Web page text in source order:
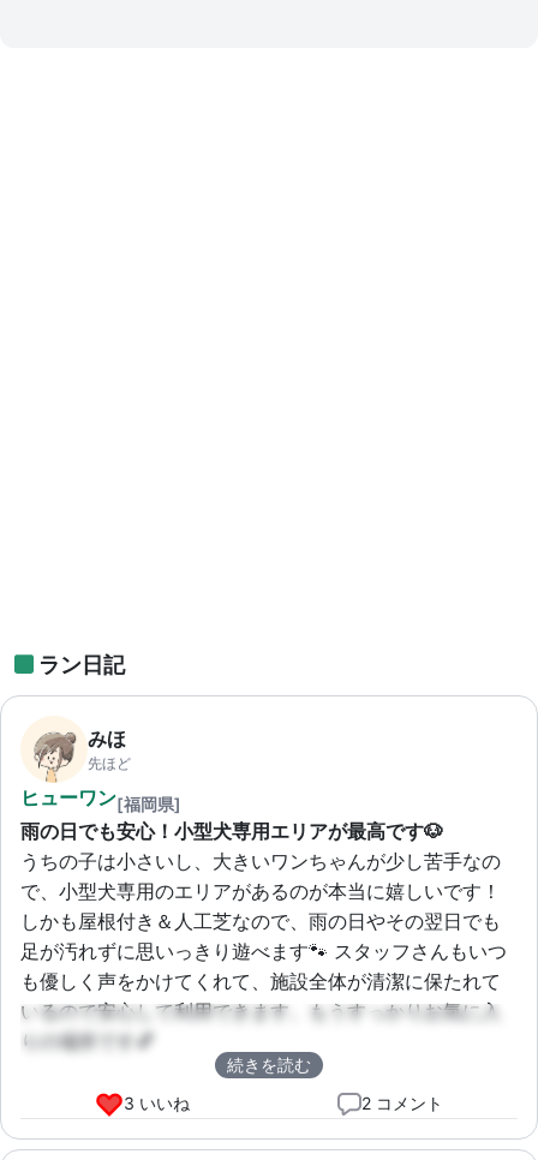
ラン日記
みほ
先ほど
ヒューワン[福岡県]
雨の日でも安心！小型犬専用エリアが最高です🐶
うちの子は小さいし、大きいワンちゃんが少し苦手なの
で、小型犬専用のエリアがあるのが本当に嬉しいです！
しかも屋根付き＆人工芝なので、雨の日やその翌日でも
足が汚れずに思いっきり遊べます🐾 スタッフさんもいつ
も優しく声をかけてくれて、施設全体が清潔に保たれて
いるので安心して利用できます。もうすっかりお気に入
りの場所です💕
続きを読む
3 いいね
2 コメント